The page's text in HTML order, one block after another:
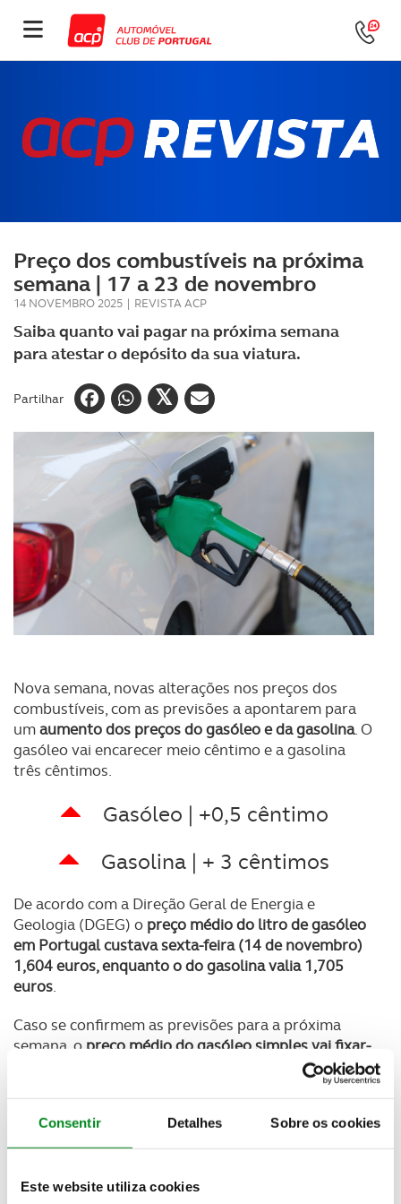
Consentir Detalhes Sobre os cookies
Este website utiliza cookies
Preço dos combustíveis na próxima
semana | 17 a 23 de novembro
14 NOVEMBRO 2025 | REVISTA ACP
Saiba quanto vai pagar na próxima semana
para atestar o depósito da sua viatura.
Partilhar
Nova semana, novas alterações nos preços dos
combustíveis, com as previsões a apontarem para
umaumento dos preços do gasóleo e da gasolina. O
gasóleo vai encarecer meio cêntimo e a gasolina
três cêntimos.
Gasóleo | +0,5 cêntimo
Gasolina | + 3 cêntimos
De acordo com a Direção Geral de Energia e
Geologia (DGEG) o preço médio do litro de gasóleo
em Portugal custava sexta-feira (14 de novembro)
1,604 euros, enquanto o do gasolina valia1,705
euros.
Caso se confirmem as previsões para a próxima
semana, o preço médio do gasóleo simples vai fixar-
se nos 1,609 euros e o da gasolina simples 95 vai
Receba as novidades do mundo automóvel e